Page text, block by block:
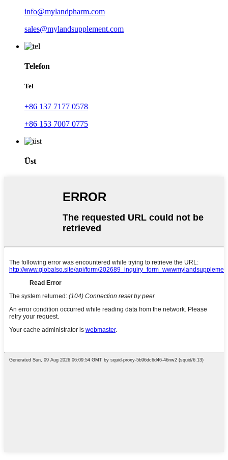
info@mylandpharm.com
sales@mylandsupplement.com
Telefon
Tel
+86 137 7177 0578
+86 153 7007 0775
Üst